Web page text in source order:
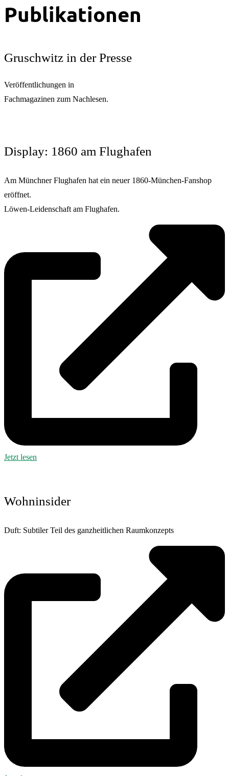
Publikationen
Gruschwitz in der Presse
Veröffentlichungen in
Fachmagazinen zum Nachlesen.
Display: 1860 am Flughafen
Am Münchner Flughafen hat ein neuer 1860-München-Fanshop
eröffnet.
Löwen-Leidenschaft am Flughafen.
Jetzt lesen
Wohninsider
Duft: Subtiler Teil des ganzheitlichen Raumkonzepts